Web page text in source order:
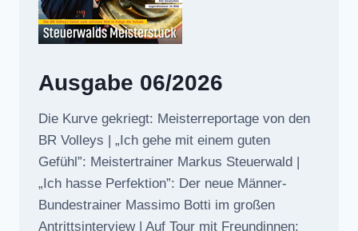
Ausgabe 06/2026
Die Kurve gekriegt: Meisterreportage von den
BR Volleys | „Ich gehe mit einem guten
Gefühl”: Meistertrainer Markus Steuerwald |
„Ich hasse Perfektion”: Der neue Männer-
Bundestrainer Massimo Botti im großen
Antrittsinterview | Auf Tour mit Freundinnen: